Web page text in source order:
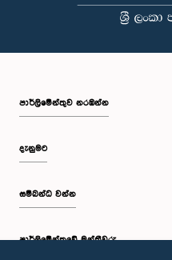
පාර්ලි‌මේන්තුව නරඹන්න
දැනුමට
සම්බන්ධ වන්න
පාර්ලි‌මේන්තුවේ මන්ත්‍රීවරු